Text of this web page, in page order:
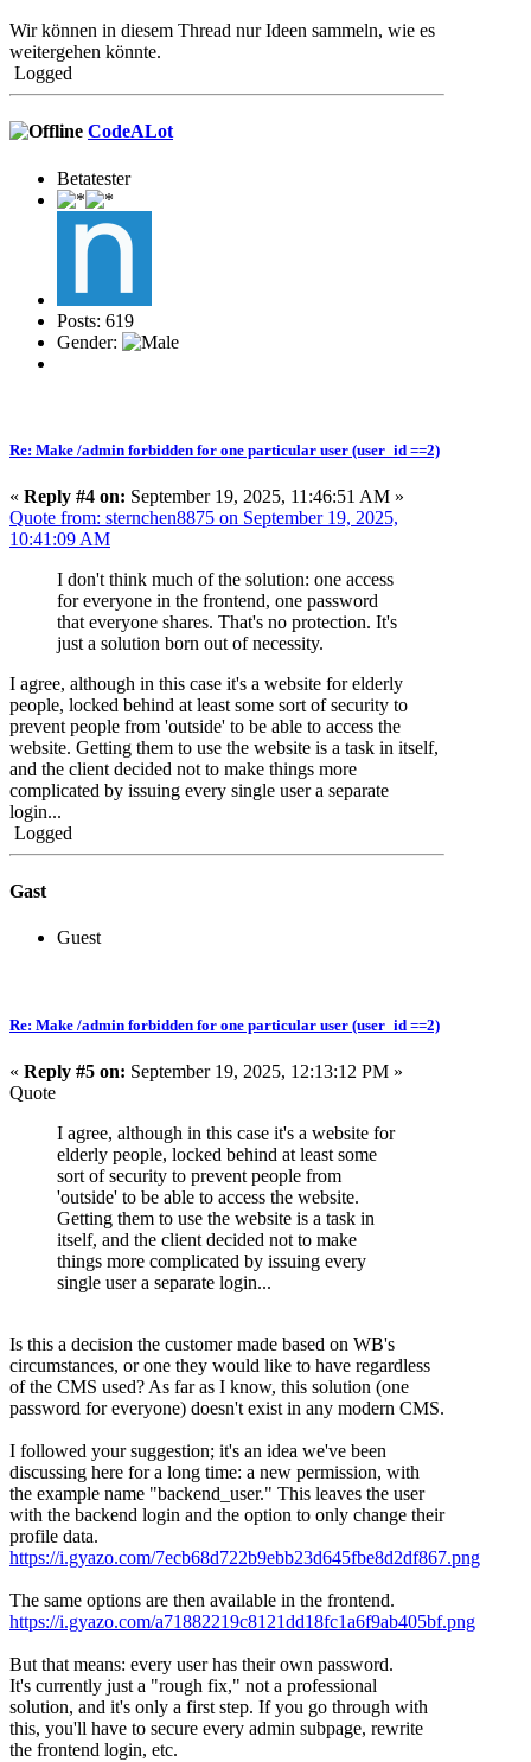
Wir können in diesem Thread nur Ideen sammeln, wie es
weitergehen könnte.
Logged
CodeALot
Betatester
Posts: 619
Gender:
Re: Make /admin forbidden for one particular user (user_id ==2)
« Reply #4 on: September 19, 2025, 11:46:51 AM »
Quote from: sternchen8875 on September 19, 2025,
10:41:09 AM
I don't think much of the solution: one access
for everyone in the frontend, one password
that everyone shares. That's no protection. It's
just a solution born out of necessity.
I agree, although in this case it's a website for elderly
people, locked behind at least some sort of security to
prevent people from 'outside' to be able to access the
website. Getting them to use the website is a task in itself,
and the client decided not to make things more
complicated by issuing every single user a separate
login...
Logged
Gast
Guest
Re: Make /admin forbidden for one particular user (user_id ==2)
« Reply #5 on: September 19, 2025, 12:13:12 PM »
Quote
I agree, although in this case it's a website for
elderly people, locked behind at least some
sort of security to prevent people from
'outside' to be able to access the website.
Getting them to use the website is a task in
itself, and the client decided not to make
things more complicated by issuing every
single user a separate login...
Is this a decision the customer made based on WB's
circumstances, or one they would like to have regardless
of the CMS used? As far as I know, this solution (one
password for everyone) doesn't exist in any modern CMS.
I followed your suggestion; it's an idea we've been
discussing here for a long time: a new permission, with
the example name "backend_user." This leaves the user
with the backend login and the option to only change their
profile data.
https://i.gyazo.com/7ecb68d722b9ebb23d645fbe8d2df867.png
The same options are then available in the frontend.
https://i.gyazo.com/a71882219c8121dd18fc1a6f9ab405bf.png
But that means: every user has their own password.
It's currently just a "rough fix," not a professional
solution, and it's only a first step. If you go through with
this, you'll have to secure every admin subpage, rewrite
the frontend login, etc.